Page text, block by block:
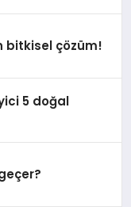
bitkisel çözüm!
5 doğal